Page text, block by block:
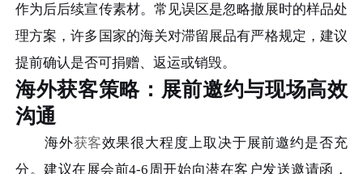
作为后后续宣传素材。常见误区是忽略撤展时的样品处
理方案，许多国家的海关对滞留展品有严格规定，建议
提前确认是否可捐赠、返运或销毁。
海外获客策略：展前邀约与现场高效
沟通
海外获客效果很大程度上取决于展前邀约是否充
分。建议在展会前4-6周开始向潜在客户发送邀请函，